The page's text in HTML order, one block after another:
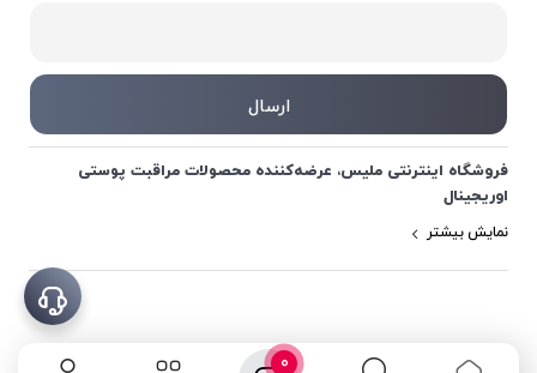
0
فروشگاه اینترنتی ملیس، عرضه‌کننده محصولات مراقبت پوستی
اوریجینال
نمایش بیشتر